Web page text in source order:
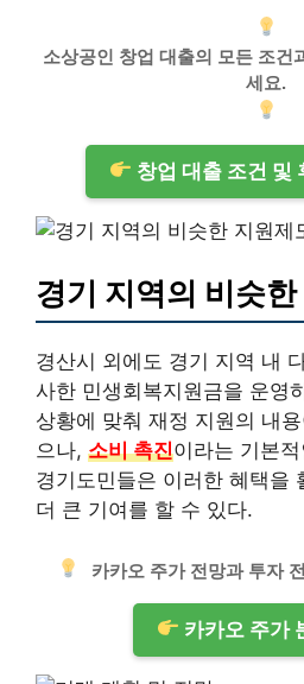
소상공인 창업 대출의 모든 조건
세요.
창업 대출 조건 및
경기 지역의 비슷
경산시 외에도 경기 지역 내
사한 민생회복지원금을 운영
상황에 맞춰 재정 지원의 내
으나, 소비 촉진이라는 기본
경기도민들은 이러한 혜택을
더 큰 기여를 할 수 있다.
카카오 주가 전망과 투자
카카오 주가